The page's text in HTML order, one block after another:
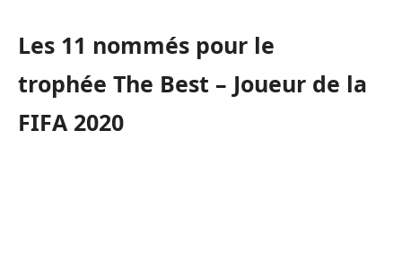
Les 11 nommés pour le
trophée The Best – Joueur de la
FIFA 2020